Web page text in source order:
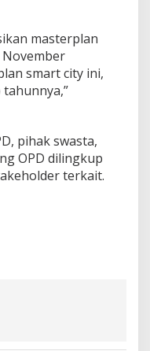
masterplan
November
smart city ini,
pihak swasta,
OPD dilingkup
terkait.